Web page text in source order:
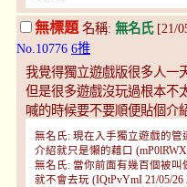
無標題 名稱: 無名氏[21/
No.10776 6推
我覺得獨立遊戲版很多人一
但是很多遊戲沒玩過根本不
喊的時候要不要順便貼個介
無名氏: 現在入手獨立遊戲的管
介紹就只是懶的藉口
無名氏: 當你前面有幾百個被
就不會去玩 (IQtPvYmI 21/05/26